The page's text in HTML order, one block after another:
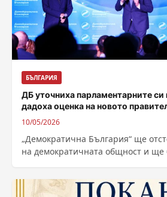
БЪЛГАРИЯ
ДБ уточниха парламентарните си
дадоха оценка на новото
10/05/2026
„Демократична България“ ще
на демократичната общност и ще
казва в декларация, приета...